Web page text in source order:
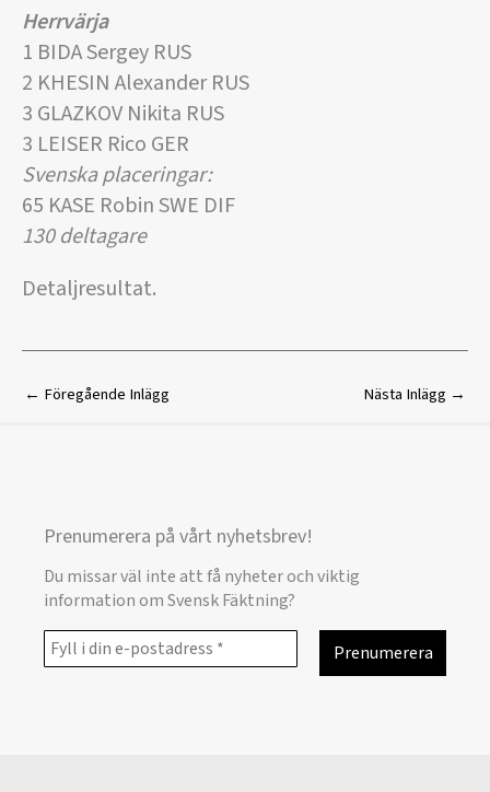
Herrvärja
1 BIDA Sergey RUS
2 KHESIN Alexander RUS
3 GLAZKOV Nikita RUS
3 LEISER Rico GER
Svenska placeringar:
65 KASE Robin SWE DIF
130 deltagare
Detaljresultat.
← Föregående Inlägg Nästa Inlägg →
Prenumerera på vårt nyhetsbrev!
Du missar väl inte att få nyheter och viktig
information om Svensk Fäktning?